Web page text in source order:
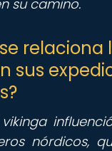
su camino.
sus
nórdicos,